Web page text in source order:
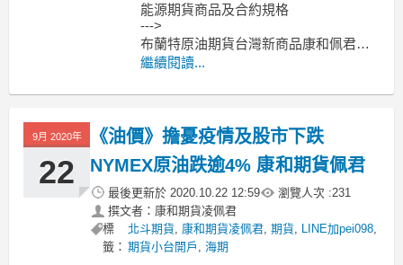
能源期貨商品及合約規格
--->
布蘭特原油期貨台灣新商品康和佩君介
紹
原油期貨、輕原油CL、小輕原油QM保
交易時間??
繼續閱讀...
9月 2020年
22
《油價》擔憂疫情及股市下跌
NYMEX原油跌逾4% 康和期貨佩君
最後更新於 2020.10.22 12:59 瀏覽人次 :231
撰文者：康和期貨凌佩君
標
籤：
北斗期貨, 康和期貨凌佩君,期貨, LINE加pei098,
期貨小台開戶 ,海期